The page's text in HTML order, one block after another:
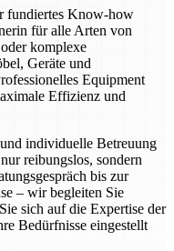
fundiertes Know-how
für alle Arten von
komplexe
Geräte und
Equipment
Effizienz und
individuelle Betreuung
reibungslos, sondern
bis zur
– wir begleiten Sie
sich auf die Expertise der
Bedürfnisse eingestellt